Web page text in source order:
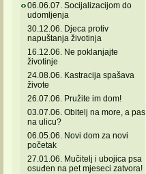
06.06.07. Socijalizacijom do
udomljenja
30.12.06. Djeca protiv
napuštanja životinja
16.12.06. Ne poklanjajte
životinje
24.08.06. Kastracija spašava
živote
26.07.06. Pružite im dom!
03.07.06. Obitelj na more, a pas
na ulicu?
06.05.06. Novi dom za novi
početak
27.01.06. Mučitelj i ubojica psa
osuđen na pet mjeseci zatvora!